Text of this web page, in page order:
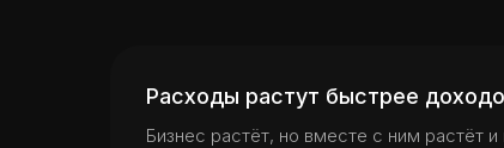
Расходы растут быстрее
Бизнес растёт, но вместе с ним растёт